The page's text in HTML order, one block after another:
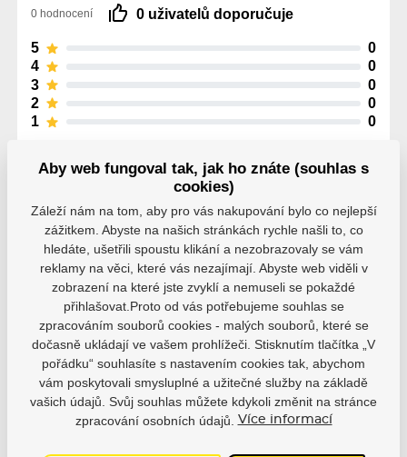
0 hodnocení 0 uživatelů doporučuje
5
0
4
0
3
0
2
0
1
0
Parametry
Výrobce Powerslide
Varianty
Aby web fungoval tak, jak ho znáte (souhlas s
cookies)
Záleží nám na tom, aby pro vás nakupování bylo co nejlepší
zážitkem. Abyste na našich stránkách rychle našli to, co
hledáte, ušetřili spoustu klikání a nezobrazovaly se vám
reklamy na věci, které vás nezajímají. Abyste web viděli v
zobrazení na které jste zvyklí a nemuseli se pokaždé
přihlašovat.Proto od vás potřebujeme souhlas se
zpracováním souborů cookies - malých souborů, které se
dočasně ukládají ve vašem prohlížeči. Stisknutím tlačítka „V
pořádku“ souhlasíte s nastavením cookies tak, abychom
vám poskytovali smysluplné a užitečné služby na základě
vašich údajů. Svůj souhlas můžete kdykoli změnit na stránce
zpracování osobních údajů.
Více informací